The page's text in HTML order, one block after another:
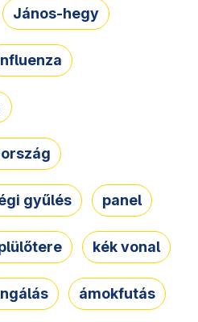
János-hegy
gyűlés panel
kék vonal
ámokfutás